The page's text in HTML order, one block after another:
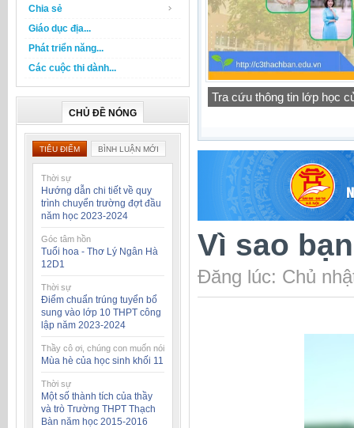
Chia sẻ
Giáo dục địa...
Phát triển năng...
Các cuộc thi dành...
CHỦ ĐỀ NÓNG
TIÊU ĐIỂM BÌNH LUẬN MỚI
Thời sự
Hướng dẫn chi tiết về quy
trình chuyển trường đợt đầu
năm học 2023-2024
Góc tâm hồn
Tuổi hoa - Thơ Lý Ngân Hà
12D1
Thời sự
Điểm chuẩn trúng tuyển bổ
sung vào lớp 10 THPT công
lập năm 2023-2024
Thầy cô ơi, chúng con muốn nói
Mùa hè của học sinh khối 11
Thời sự
Một số thành tích của thầy
và trò Trường THPT Thạch
Bàn năm học 2015-2016
Thông báo lịch tập trung
Vì sao
Đăng lúc: Chủ